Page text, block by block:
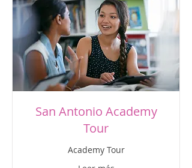
San Antonio Academy
Tour
Academy Tour